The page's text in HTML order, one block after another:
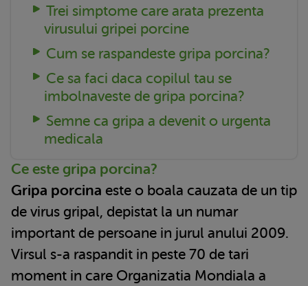
Trei simptome care arata prezenta
virusului gripei porcine
Cum se raspandeste gripa porcina?
Ce sa faci daca copilul tau se
imbolnaveste de gripa porcina?
Semne ca gripa a devenit o urgenta
medicala
Ce este gripa porcina?
Gripa porcina este o boala cauzata de un tip
de virus gripal, depistat la un numar
important de persoane in jurul anului 2009.
Virsul s-a raspandit in peste 70 de tari
moment in care Organizatia Mondiala a